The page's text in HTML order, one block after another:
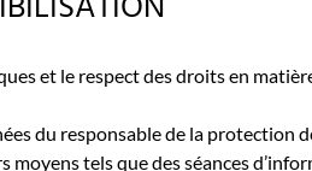
et le respect des droits en
du responsable de la protection
moyens tels que des séances